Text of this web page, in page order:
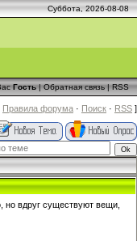
Суббота, 2026-08-08
Гость|Обратная связь|RSS
Правила форума · Поиск · RSS ]
но вдруг существуют вещи,